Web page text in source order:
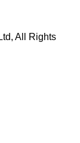
All Rights